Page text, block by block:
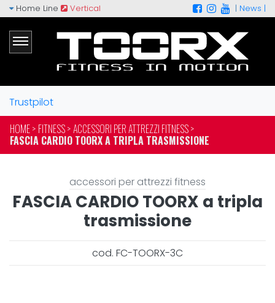
Home Line Vertical | News |
Trustpilot
HOME > FITNESS >ACCESSORI PER ATTREZZI FITNESS >
FASCIA CARDIO TOORX A TRIPLA TRASMISSIONE
accessori per attrezzi fitness
FASCIA CARDIO TOORX a tripla
trasmissione
cod. FC-TOORX-3C